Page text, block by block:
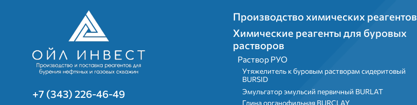
+7 (343) 226-46-49
Menu footer
Производство химических реагентов
Химические реагенты для буровых
растворов
Раствор РУО
Утяжелитель к буровым растворам сидеритовый
BURSID
Эмульгатор эмульсий первичный BURLAT
Глина органофильная BURCLAY